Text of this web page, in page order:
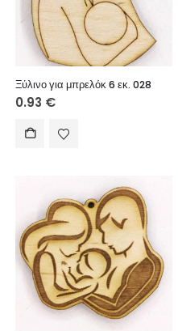
Ξύλινο για μπρελόκ 6 εκ. 028
0.93 €